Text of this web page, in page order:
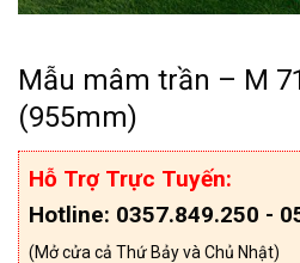
Mẫu mâm trần – M
(955mm)
Hỗ Trợ Trực Tuyến:
Hotline: 0357.849.250 -
(Mở cửa cả Thứ Bảy và Chủ Nhật)